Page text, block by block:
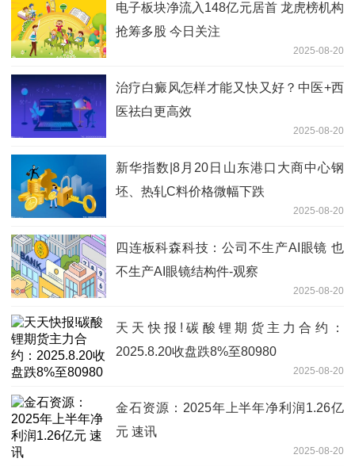
电子板块净流入148亿元居首 龙虎榜机构
抢筹多股 今日关注
2025-08-20
治疗白癜风怎样才能又快又好？中医+西
医祛白更高效
2025-08-20
新华指数|8月20日山东港口大商中心钢
坯、热轧C料价格微幅下跌
2025-08-20
四连板科森科技：公司不生产AI眼镜 也
不生产AI眼镜结构件-观察
2025-08-20
天天快报!碳酸锂期货主力合约：
2025.8.20收盘跌8%至80980
2025-08-20
金石资源：2025年上半年净利润1.26亿
元 速讯
2025-08-20